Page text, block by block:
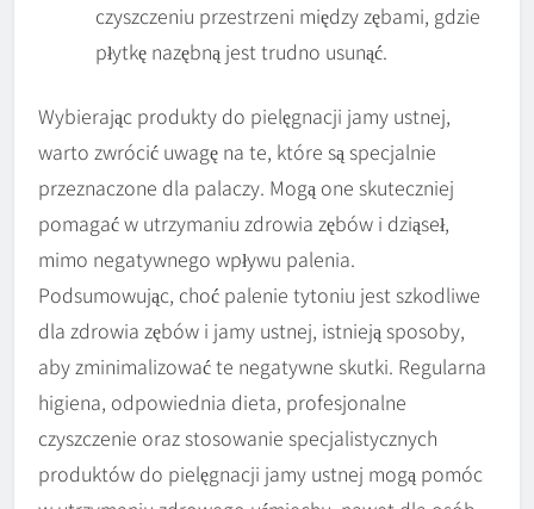
czyszczeniu przestrzeni między zębami, gdzie
płytkę nazębną jest trudno usunąć.
Wybierając produkty do pielęgnacji jamy ustnej,
warto zwrócić uwagę na te, które są specjalnie
przeznaczone dla palaczy. Mogą one skuteczniej
pomagać w utrzymaniu zdrowia zębów i dziąseł,
mimo negatywnego wpływu palenia.
Podsumowując, choć palenie tytoniu jest szkodliwe
dla zdrowia zębów i jamy ustnej, istnieją sposoby,
aby zminimalizować te negatywne skutki. Regularna
higiena, odpowiednia dieta, profesjonalne
czyszczenie oraz stosowanie specjalistycznych
produktów do pielęgnacji jamy ustnej mogą pomóc